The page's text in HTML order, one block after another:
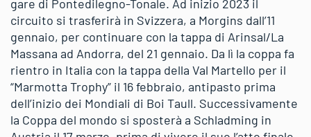
gare di Pontedilegno-Tonale. Ad inizio 2023 il
circuito si trasferirà in Svizzera, a Morgins dall’11
gennaio, per continuare con la tappa di Arinsal/La
Massana ad Andorra, del 21 gennaio. Da lì la coppa fa
rientro in Italia con la tappa della Val Martello per il
“Marmotta Trophy” il 16 febbraio, antipasto prima
dell’inizio dei Mondiali di Boi Taull. Successivamente
la Coppa del mondo si sposterà a Schladming in